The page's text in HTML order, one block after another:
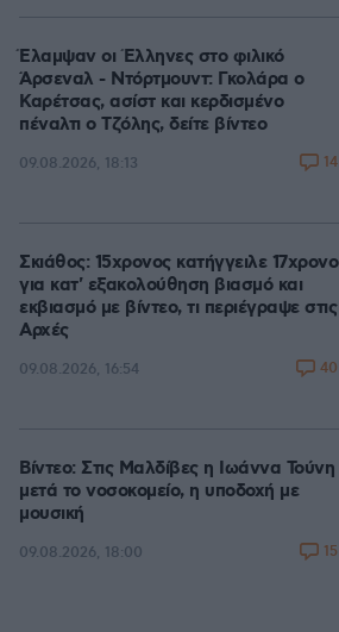
Έλαμψαν οι Έλληνες στο φιλικό
Άρσεναλ - Ντόρτμουντ: Γκολάρα ο
Καρέτσας, ασίστ και κερδισμένο
πέναλτι ο Τζόλης, δείτε βίντεο
09.08.2026, 18:13 14
Σκιάθος: 15χρονος κατήγγειλε 17χρονο
για κατ' εξακολούθηση βιασμό και
εκβιασμό με βίντεο, τι περιέγραψε στις
Αρχές
09.08.2026, 16:54 40
Βίντεο: Στις Μαλδίβες η Ιωάννα Τούνη
μετά το νοσοκομείο, η υποδοχή με
μουσική
09.08.2026, 18:00 15